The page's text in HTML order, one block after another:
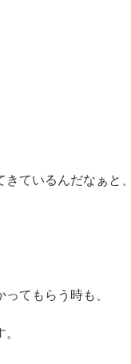
ているんだなぁと、
てもらう時も、